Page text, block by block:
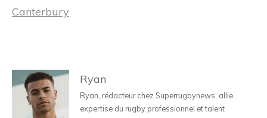
Canterbury
Ryan
Ryan, rédacteur chez Superrugbynews, allie
expertise du rugby professionnel et talent